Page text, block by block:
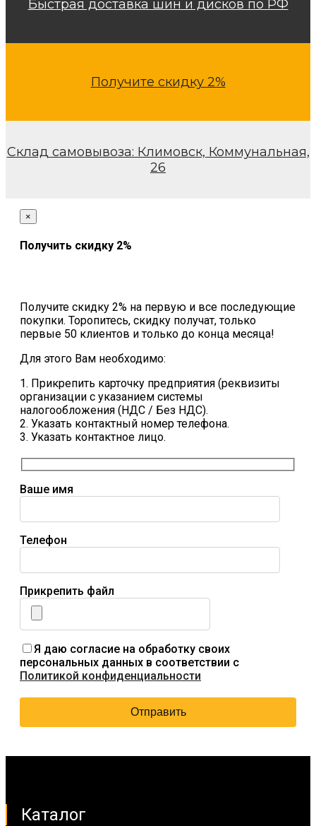
Быстрая доставка шин и дисков по РФ
Получите скидку 2%
Склад самовывоза: Климовск, Коммунальная,
26
×
Получить скидку 2%
Получите скидку 2% на первую и все последующие
покупки. Торопитесь, скидку получат, только
первые 50 клиентов и только до конца месяца!
Для этого Вам необходимо:
1. Прикрепить карточку предприятия (реквизиты
организации с указанием системы
налогообложения (НДС / Без НДС).
2. Указать контактный номер телефона.
3. Указать контактное лицо.
Ваше имя
Телефон
Прикрепить файл
Я даю согласие на обработку своих
персональных данных в соответствии с
Политикой конфиденциальности
Каталог